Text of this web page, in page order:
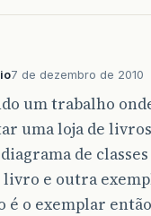
7 de dezembro de 2010
um trabalho
uma loja de
de
livro e outra
é o exemplar